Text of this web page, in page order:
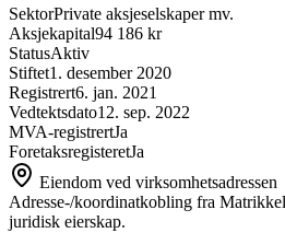
SektorPrivate aksjeselskaper mv.
Aksjekapital94 186 kr
StatusAktiv
Stiftet1. desember 2020
Registrert6. jan. 2021
Vedtektsdato12. sep. 2022
MVA-registrertJa
ForetaksregisteretJa
Eiendom ved virksomhetsadressen
Adresse-/koordinatkobling fra
juridisk eierskap.